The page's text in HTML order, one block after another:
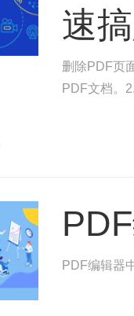
速
删除PDF页
PDF文档。
PDF编辑器